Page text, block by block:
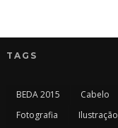
TAGS
BEDA 2015 Cabelo
Fotografia
Ilustração